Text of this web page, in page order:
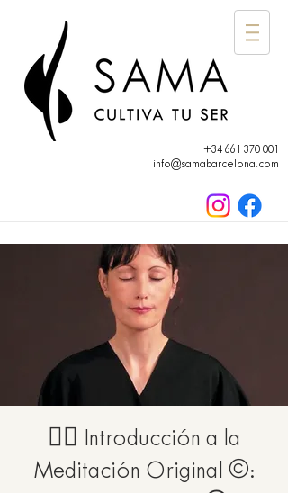
+34 661 370 001
info@samabarcelona.com
🧘‍♀️ Introducción a la
Meditación Original ©: